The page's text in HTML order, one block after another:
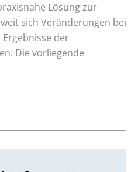
Lösung zur
sich Veränderungen bei
der
Die vorliegende